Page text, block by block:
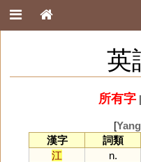
英
所有字|
[
漢字
詞類
江
n.